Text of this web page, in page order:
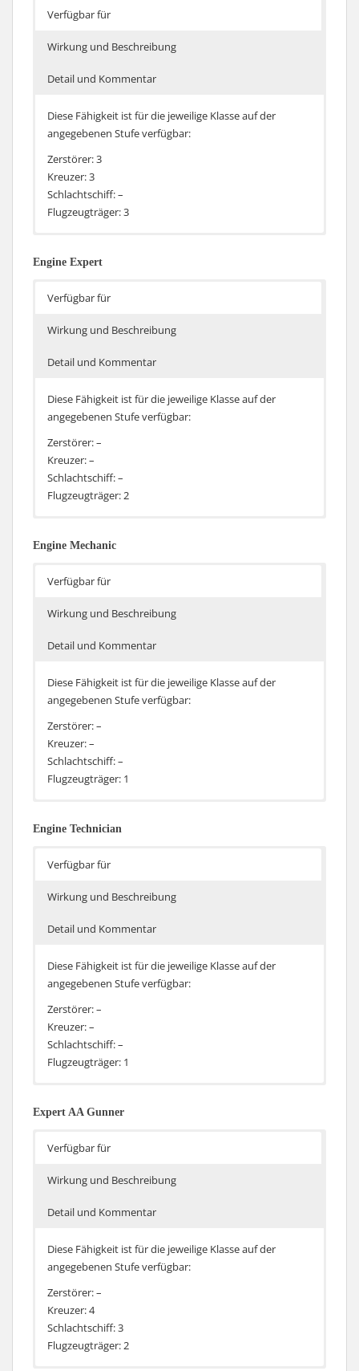
ein wenig.
Verfügbar für
Wirkung und Beschreibung
Detail und Kommentar
Diese Fähigkeit ist für die jeweilige Klasse auf der
angegebenen Stufe verfügbar:
Zerstörer: 3
Kreuzer: 3
Schlachtschiff: –
Flugzeugträger: 3
pro Stufe um 350 Punkte bzw. 25 Punkte
Überlebensfähigkeit.
Engine Expert
Verfügbar für
Wirkung und Beschreibung
Detail und Kommentar
Diese Fähigkeit ist für die jeweilige Klasse auf der
angegebenen Stufe verfügbar:
Zerstörer: –
Kreuzer: –
Schlachtschiff: –
Flugzeugträger: 2
Engine Mechanic
Verfügbar für
Wirkung und Beschreibung
Detail und Kommentar
Diese Fähigkeit ist für die jeweilige Klasse auf der
angegebenen Stufe verfügbar:
Zerstörer: –
Kreuzer: –
Schlachtschiff: –
Flugzeugträger: 1
Engine Technician
Verfügbar für
Wirkung und Beschreibung
Detail und Kommentar
Diese Fähigkeit ist für die jeweilige Klasse auf der
angegebenen Stufe verfügbar:
Zerstörer: –
Kreuzer: –
Schlachtschiff: –
Flugzeugträger: 1
um 20%
Motorkühlung zu verwenden und damit häufiger den
über die Karte bewegen.
Expert AA Gunner
Verfügbar für
Wirkung und Beschreibung
Detail und Kommentar
Diese Fähigkeit ist für die jeweilige Klasse auf der
angegebenen Stufe verfügbar:
Zerstörer: –
Kreuzer: 4
Schlachtschiff: 3
Flugzeugträger: 2